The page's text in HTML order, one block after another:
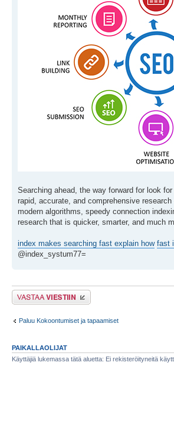
Searching ahead, the way forward for look
rapid, accurate, and comprehensive
modern algorithms, speedy connection
research that is quicker, smarter, and much
index makes searching fast explain how fast
@index_systum77=
Lähetä vastaus
Paluu Kokoontumiset ja tapaamiset
PAIKALLAOLIJAT
Käyttäjiä lukemassa tätä aluetta: Ei rekisteröityneitä